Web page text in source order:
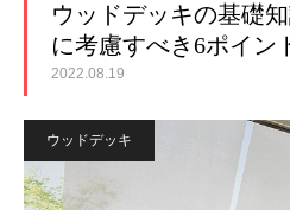
ウッドデッキの基礎
に考慮すべき6ポイン
2022.08.19
ウッドデッキ